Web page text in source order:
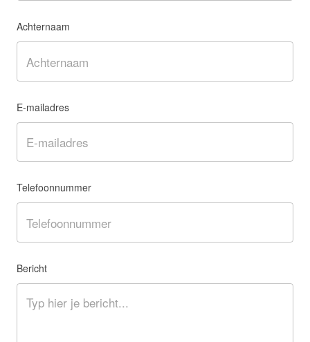
Achternaam
E-mailadres
Telefoonnummer
Bericht